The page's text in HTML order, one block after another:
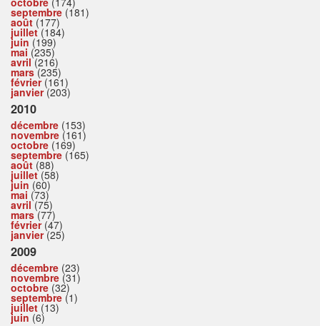
septembre (181)
août (177)
juillet(184)
juin (199)
mai (235)
avril(216)
mars(235)
février(161)
janvier(203)
2010
décembre (153)
novembre (161)
octobre (169)
septembre (165)
août (88)
juillet(58)
juin (60)
mai (73)
avril(75)
mars(77)
février(47)
janvier(25)
2009
décembre (23)
novembre (31)
octobre (32)
septembre (1)
juillet (13)
juin (6)